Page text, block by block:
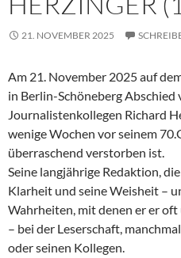
21. NOVEMBER 2025
Am 21. November 2025 auf
in Berlin-Schöneberg Abschied
Journalistenkollegen Richard
wenige Wochen vor seinem
überraschend verstorben ist.
Seine langjährige Redaktion,
Klarheit und seine Weisheit –
Wahrheiten, mit denen er er
– bei der Leserschaft,
oder seinen Kollegen.